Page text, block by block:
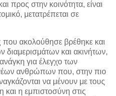
προς στην κοινότητα, είναι
μετατρέπεται σε
που ακολούθησε βρέθηκε και
διαμερισμάτων και ακινήτων,
για έλεγχο των
ανθρώπων που, στην πιο
να μένουν με τους
και η εμπιστοσύνη στις